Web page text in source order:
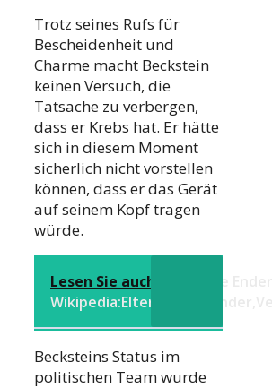
Trotz seines Rufs für
Bescheidenheit und
Charme macht Beckstein
keinen Versuch, die
Tatsache zu verbergen,
dass er Krebs hat. Er hätte
sich in diesem Moment
sicherlich nicht vorstellen
können, dass er das Gerät
auf seinem Kopf tragen
würde.
Lesen Sie auch dies
Becksteins Status im
politischen Team wurde